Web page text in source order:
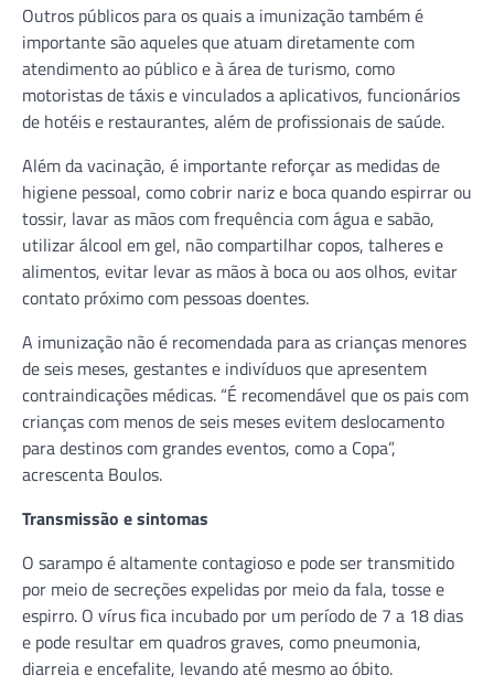
Outros públicos para os quais a imunização também é
importante são aqueles que atuam diretamente com
atendimento ao público e à área de turismo, como
motoristas de táxis e vinculados a aplicativos, funcionários
de hotéis e restaurantes, além de profissionais de saúde.
Além da vacinação, é importante reforçar as medidas de
higiene pessoal, como cobrir nariz e boca quando espirrar ou
tossir, lavar as mãos com frequência com água e sabão,
utilizar álcool em gel, não compartilhar copos, talheres e
alimentos, evitar levar as mãos à boca ou aos olhos, evitar
contato próximo com pessoas doentes.
A imunização não é recomendada para as crianças menores
de seis meses, gestantes e indivíduos que apresentem
contraindicações médicas. “É recomendável que os pais com
crianças com menos de seis meses evitem deslocamento
para destinos com grandes eventos, como a Copa”,
acrescenta Boulos.
Transmissão e sintomas
O sarampo é altamente contagioso e pode ser transmitido
por meio de secreções expelidas por meio da fala, tosse e
espirro. O vírus fica incubado por um período de 7 a 18 dias
e pode resultar em quadros graves, como pneumonia,
diarreia e encefalite, levando até mesmo ao óbito.